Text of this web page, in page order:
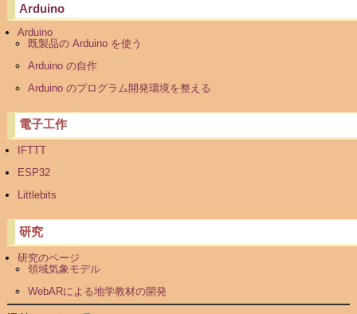
Arduino
Arduino
既製品の Arduino を使う
Arduino の自作
Arduino のプログラム開発環境を整える
電子工作
IFTTT
ESP32
Littlebits
研究
研究のページ
領域気象モデル
WebARによる地学教材の開発